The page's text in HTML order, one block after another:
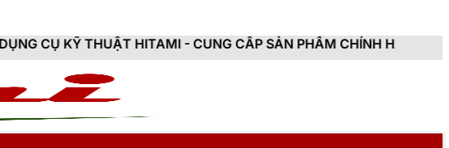
HITAMI - CUNG CẤP SẢN PHẨM CHÍNH HÃNG, MỚI 100%, ĐẦY